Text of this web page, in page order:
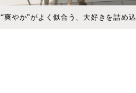
“爽やか”がよく似合う、大好きを詰め